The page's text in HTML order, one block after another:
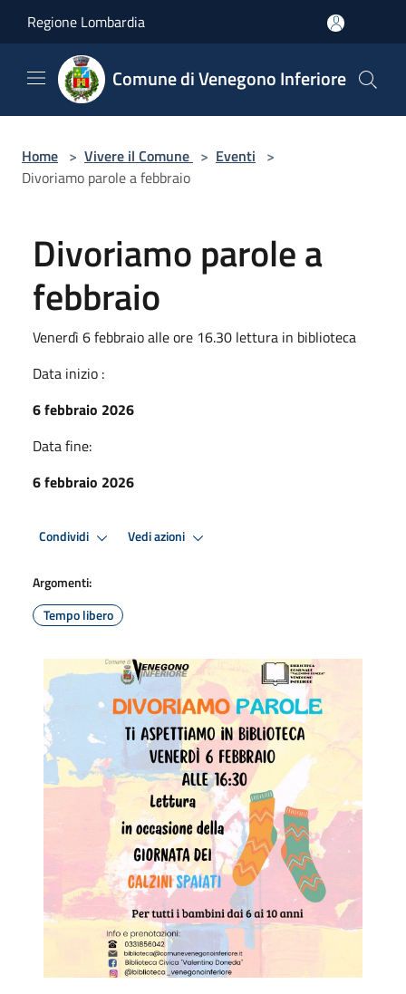
Regione Lombardia
Comune di Venegono Inferiore
Home > Vivere il Comune > Eventi >
Divoriamo parole a febbraio
Divoriamo parole a
febbraio
Venerdì 6 febbraio alle ore 16.30 lettura in biblioteca
Data inizio :
6 febbraio 2026
Data fine:
6 febbraio 2026
Condividi Vedi azioni
Argomenti:
Tempo libero